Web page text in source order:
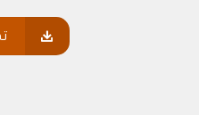
لكي يتم توزيعها على
قد تم حلهما أصولا وصفيت